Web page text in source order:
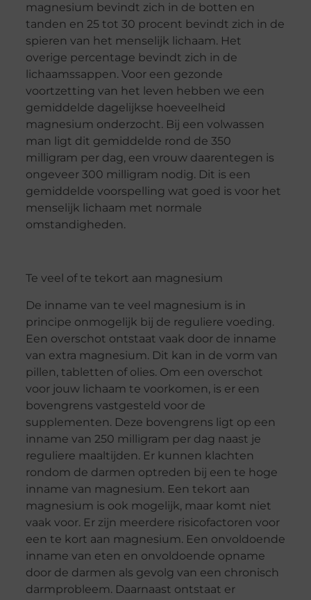
magnesium bevindt zich in de botten en
tanden en 25 tot 30 procent bevindt zich in de
spieren van het menselijk lichaam. Het
overige percentage bevindt zich in de
lichaamssappen. Voor een gezonde
voortzetting van het leven hebben we een
gemiddelde dagelijkse hoeveelheid
magnesium onderzocht. Bij een volwassen
man ligt dit gemiddelde rond de 350
milligram per dag, een vrouw daarentegen is
ongeveer 300 milligram nodig. Dit is een
gemiddelde voorspelling wat goed is voor het
menselijk lichaam met normale
omstandigheden.
Te veel of te tekort aan magnesium
De inname van te veel magnesium is in
principe onmogelijk bij de reguliere voeding.
Een overschot ontstaat vaak door de inname
van extra magnesium. Dit kan in de vorm van
pillen, tabletten of olies. Om een overschot
voor jouw lichaam te voorkomen, is er een
bovengrens vastgesteld voor de
supplementen. Deze bovengrens ligt op een
inname van 250 milligram per dag naast je
reguliere maaltijden. Er kunnen klachten
rondom de darmen optreden bij een te hoge
inname van magnesium. Een tekort aan
magnesium is ook mogelijk, maar komt niet
vaak voor. Er zijn meerdere risicofactoren voor
een te kort aan magnesium. Een onvoldoende
inname van eten en onvoldoende opname
door de darmen als gevolg van een chronisch
darmprobleem. Daarnaast ontstaat er